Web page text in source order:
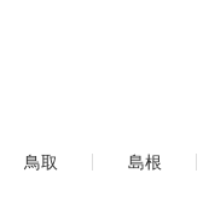
鳥取 島根